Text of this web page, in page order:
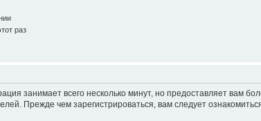
раз
занимает всего несколько минут, но предоставляет вам
Прежде чем зарегистрироваться, вам следует